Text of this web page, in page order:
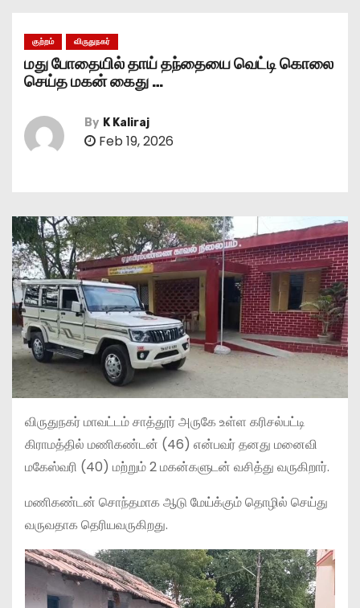
குற்றம் விருதுநகர்
மது போதையில் தாய் தந்தையை வெட்டி கொலை
செய்த மகன் கைது …
By K Kaliraj
Feb 19, 2026
விருதுநகர் மாவட்டம் சாத்தூர் அருகே உள்ள கரிசல்பட்டி
கிராமத்தில் மணிகண்டன் (46) என்பவர் தனது மனைவி
மகேஸ்வரி (40) மற்றும் 2 மகன்களுடன் வசித்து வருகிறார்.
மணிகண்டன் சொந்தமாக ஆடு மேய்க்கும் தொழில் செய்து
வருவதாக தெரியவருகிறது.